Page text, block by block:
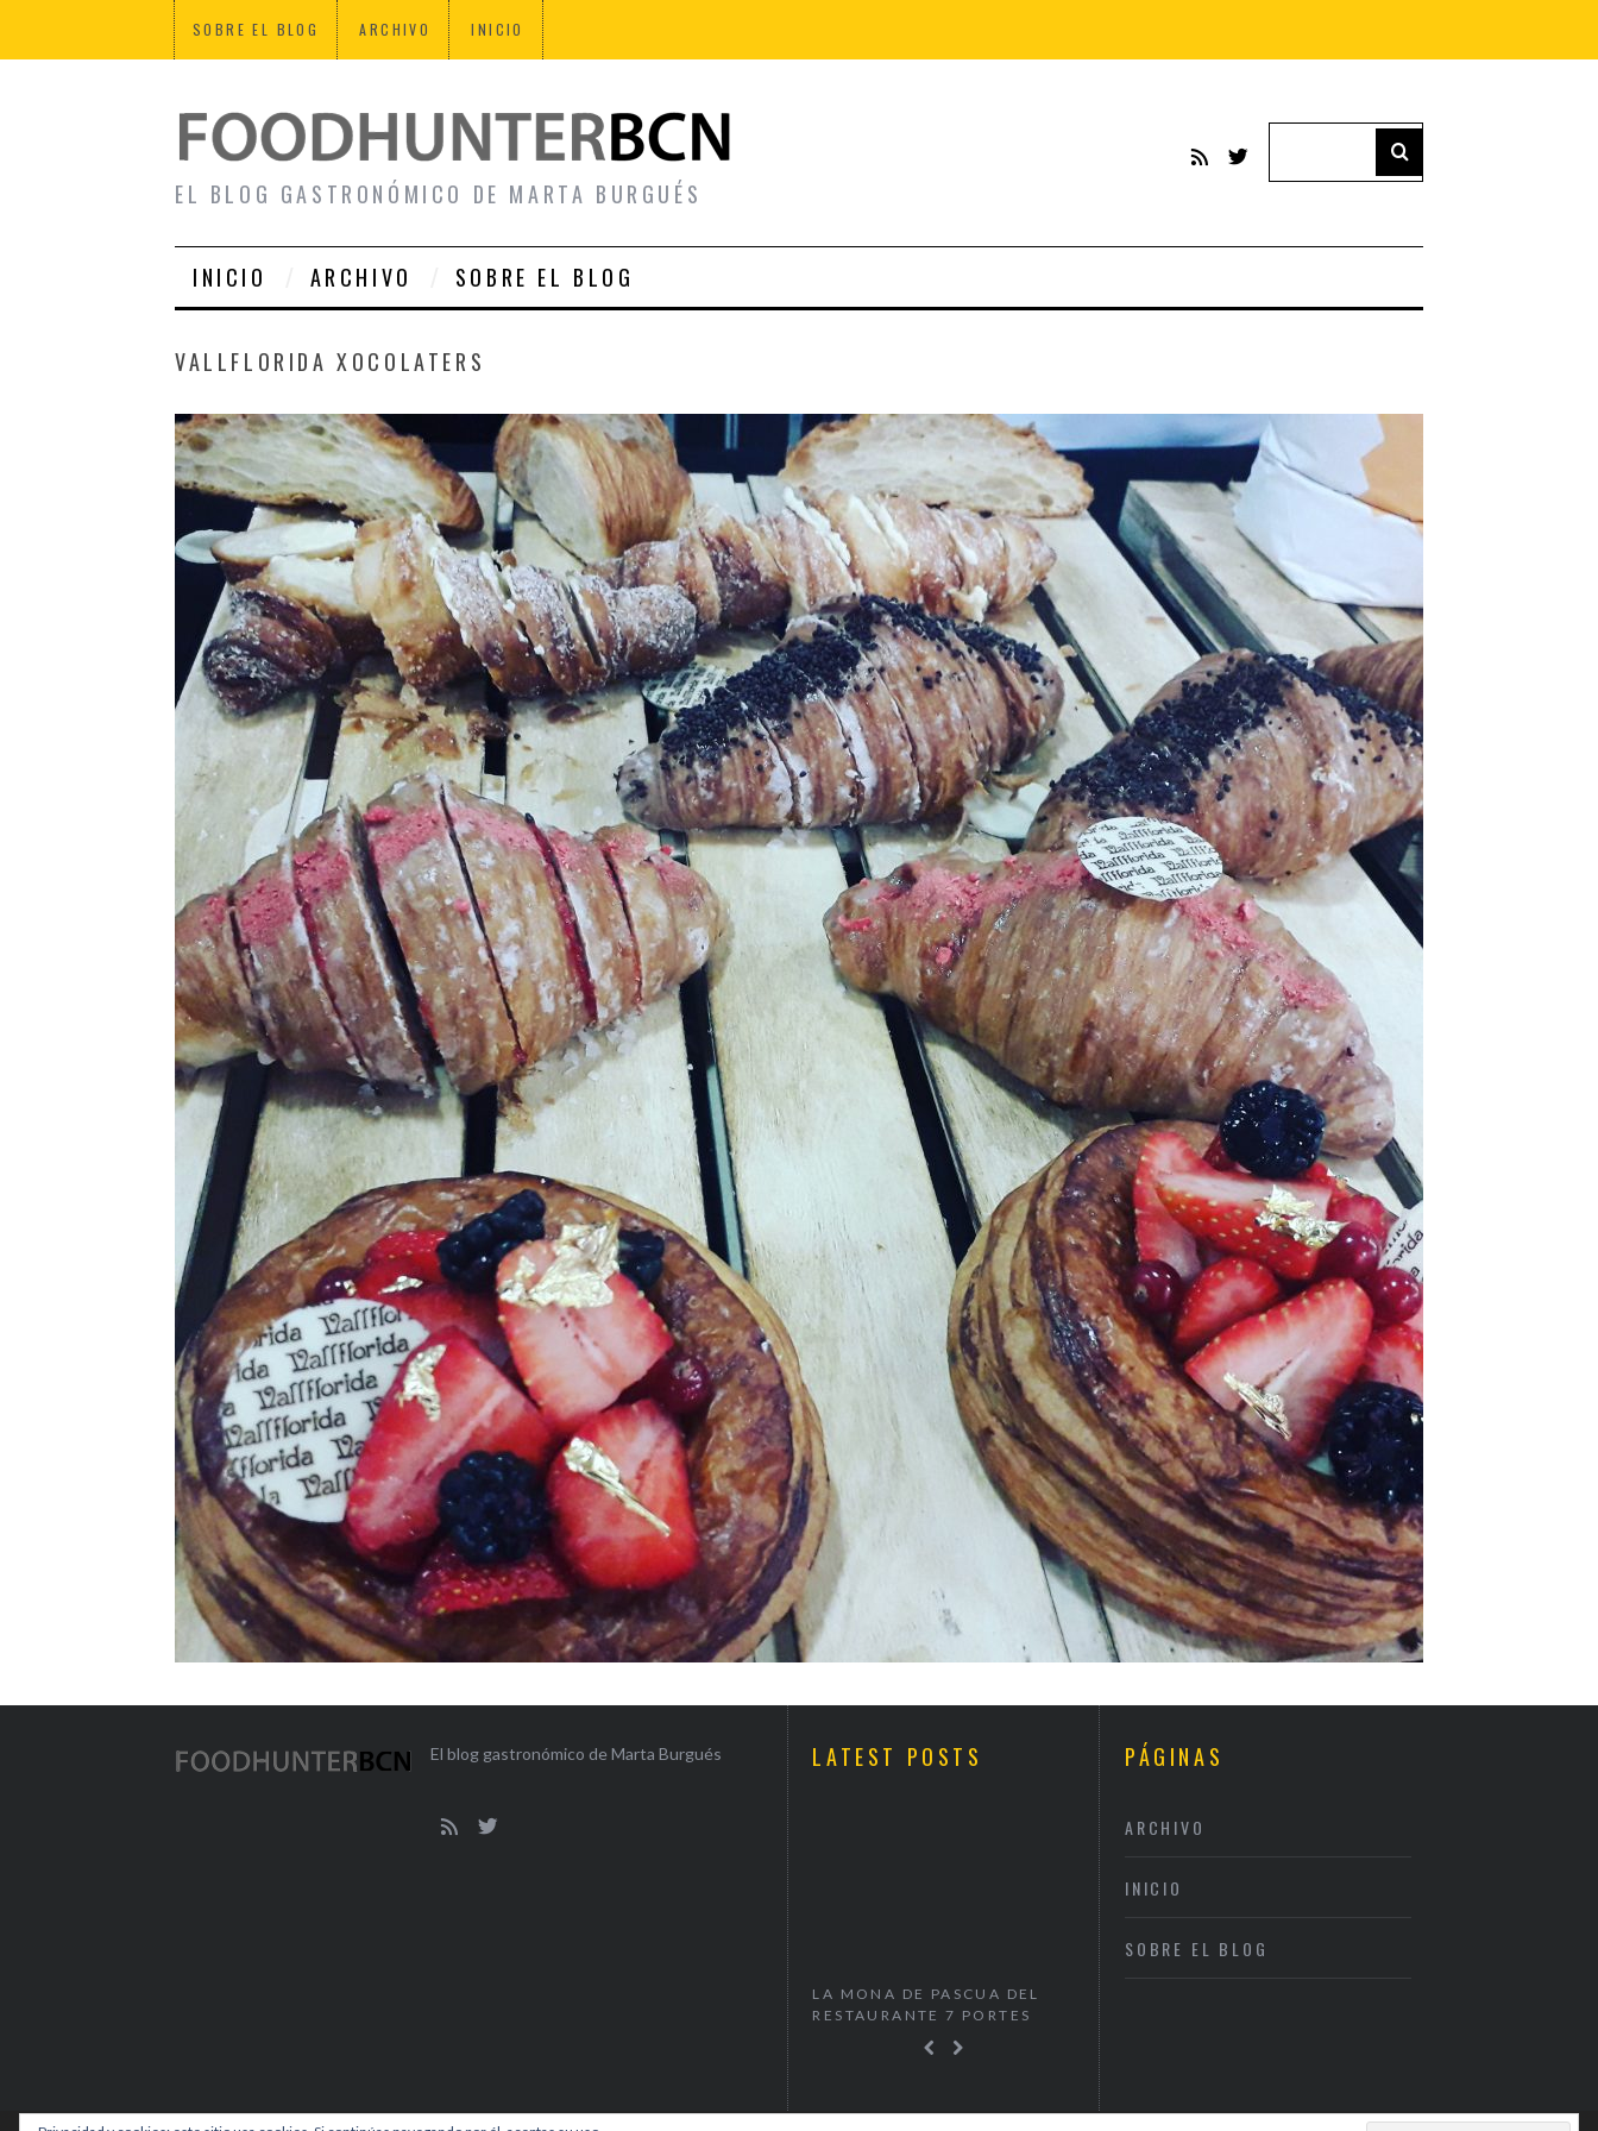
SOBRE EL BLOG ARCHIVO INICIO
EL BLOG GASTRONÓMICO DE MARTA BURGUÉS
INICIO ARCHIVO SOBRE EL BLOG
VALLFLORIDA XOCOLATERS
El blog gastronómico de Marta Burgués LATEST POSTS
LA MONA DE PASCUA DEL
RESTAURANTE 7 PORTES
NAPARBCN, AUTÉNTICO
BREWPUB & RESTAURANT
PÁGINAS
ARCHIVO
INICIO
SOBRE EL BLOG